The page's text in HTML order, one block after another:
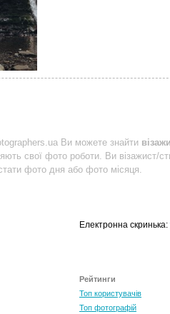
Ви можете знайти
свої фото роботи. Ви візажист/
фото дня або фото місяця.
Електронна скринька:
Рейтинги
Топ користувачів
Топ фотографій